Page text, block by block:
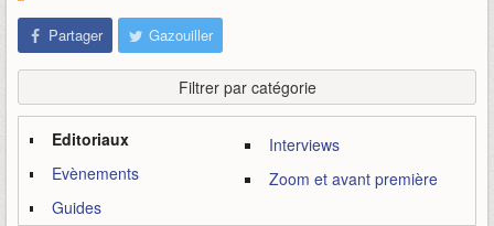
Partager Gazouiller
Filtrer par catégorie
Editoriaux
Evènements
Guides
Interviews
Zoom et avant première